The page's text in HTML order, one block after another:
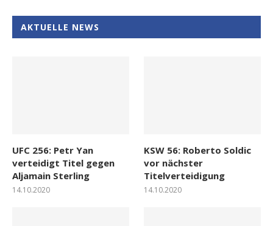
AKTUELLE NEWS
UFC 256: Petr Yan
verteidigt Titel gegen
Aljamain Sterling
14.10.2020
KSW 56: Roberto Soldic
vor nächster
Titelverteidigung
14.10.2020